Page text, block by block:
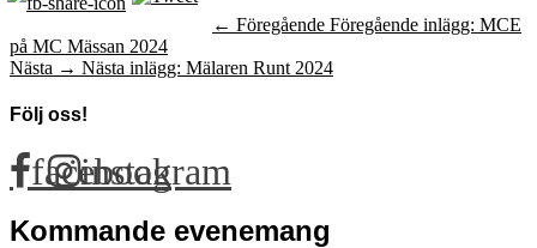
← Föregående Föregående inlägg: MCE
på MC Mässan 2024
Nästa → Nästa inlägg: Mälaren Runt 2024
Följ oss!
facebook
instagram
Kommande evenemang